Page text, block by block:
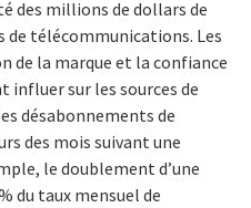
des millions de dollars de
de télécommunications. Les
de la marque et la confiance
influer sur les sources de
désabonnements de
des mois suivant une
le doublement d’une
du taux mensuel de